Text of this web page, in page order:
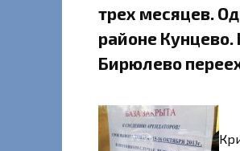
трех месяцев.
районе Кунцево.
Бирюлево